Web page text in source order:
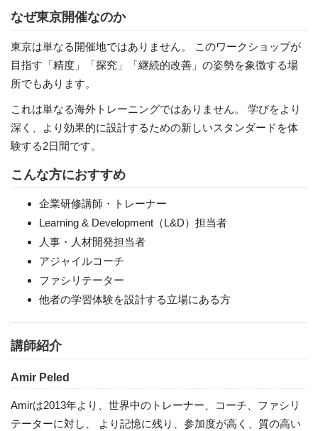
なぜ東京開催なのか
東京は単なる開催地ではありません。 このワークショップが
目指す「精度」「探究」「継続的改善」の姿勢を象徴する場
所でもあります。
これは単なる海外トレーニングではありません。 学びをより
深く、より効果的に設計するための新しいスタンダードを体
験する2日間です。
こんな方におすすめ
企業研修講師・トレーナー
Learning & Development（L&D）担当者
人事・人材開発担当者
アジャイルコーチ
ファシリテーター
他者の学習体験を設計する立場にある方
講師紹介
Amir Peled
Amirは2013年より、世界中のトレーナー、コーチ、ファシリ
テーターに対し、 より記憶に残り、参加度が高く、質の高い